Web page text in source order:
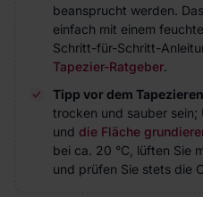
beansprucht werden.
einfach mit einem
Schritt-für-Schritt-
Tapezier-Ratgeber.
Tipp vor dem
trocken und sauber sein;
und die Fläche
bei ca. 20 °C, lüften Sie
und prüfen Sie stets die